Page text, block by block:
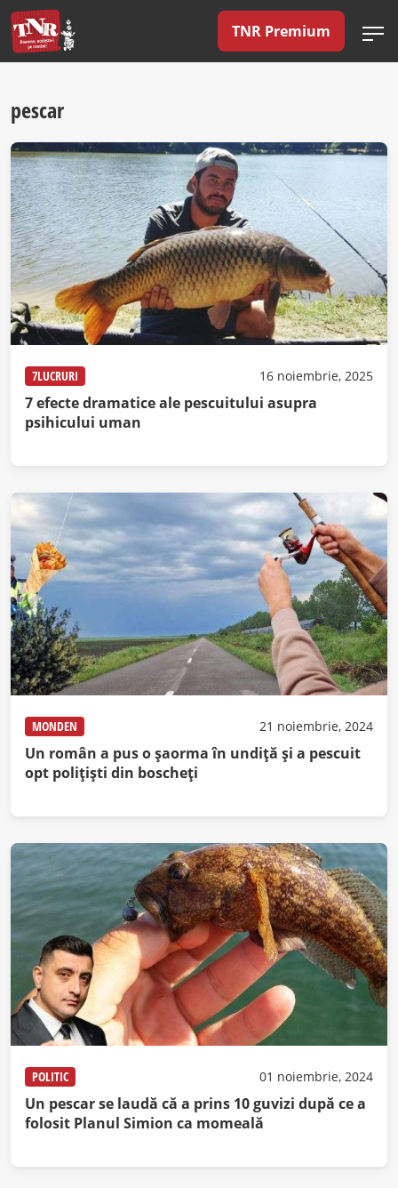
TNR Premium
pescar
7LUCRURI 16 noiembrie, 2025
7 efecte dramatice ale pescuitului asupra
psihicului uman
MONDEN 21 noiembrie, 2024
Un român a pus o șaorma în undiță și a pescuit
opt polițiști din boscheți
POLITIC 01 noiembrie, 2024
Un pescar se laudă că a prins 10 guvizi după ce a
folosit Planul Simion ca momeală